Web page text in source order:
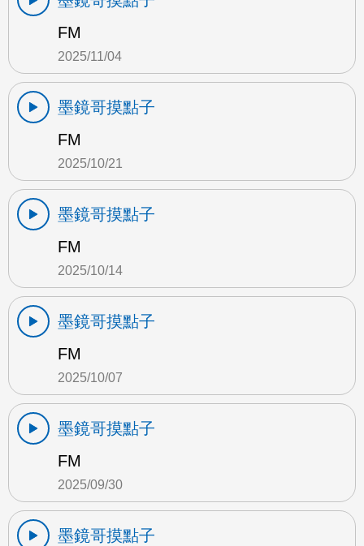
FM
2025/11/04
墨鏡哥摸點子
FM
2025/10/21
墨鏡哥摸點子
FM
2025/10/14
墨鏡哥摸點子
FM
2025/10/07
墨鏡哥摸點子
FM
2025/09/30
墨鏡哥摸點子